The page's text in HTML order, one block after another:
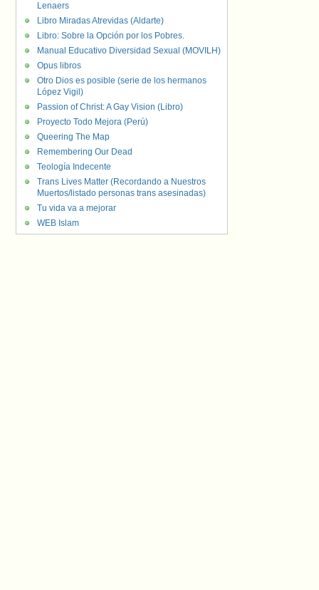
Lenaers
Libro Miradas Atrevidas (Aldarte)
Libro: Sobre la Opción por los Pobres.
Manual Educativo Diversidad Sexual (MOVILH)
Opus libros
Otro Dios es posible (serie de los hermanos
López Vigil)
Passion of Christ: A Gay Vision (Libro)
Proyecto Todo Mejora (Perú)
Queering The Map
Remembering Our Dead
Teología Indecente
Trans Lives Matter (Recordando a Nuestros
Muertos/listado personas trans asesinadas)
Tu vida va a mejorar
WEB Islam